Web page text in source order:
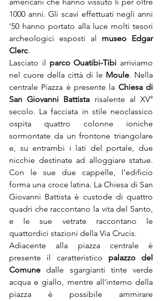
1000 anni. Gli scavi effettuati negli anni
'50 hanno portato alla luce molti tesori
archeologici esposti al museo Edgar
Clerc.
Lasciato il parco Ouatibi-Tibi arriviamo
nel cuore della città di le Moule. Nella
centrale Piazza è presente la Chiesa di
San Giovanni Battista risalente al XV°
secolo. La facciata in stile neoclassico
ospita quattro colonne ioniche
sormontate da un frontone triangolare
e, su entrambi i lati del portale, due
nicchie destinate ad alloggiare statue.
Con le sue due cappelle, l'edificio
forma una croce latina. La Chiesa di San
Giovanni Battista è custode di quattro
quadri che raccontano la vita del Santo,
e le sue vetrate raccontano le
quattordici stazioni della Via Crucis.
Adiacente alla piazza centrale è
presente il caratteristico palazzo del
Comune dalle sgargianti tinte verde
acqua e giallo, mentre all’interno della
piazza è possibile ammirare